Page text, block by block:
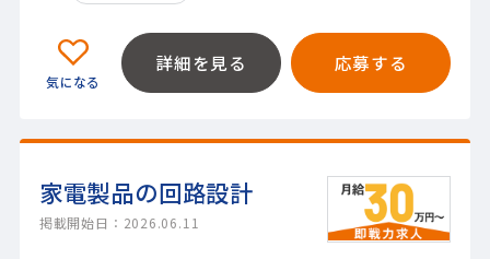
詳細を見る 応募する
家電製品の回路設計
掲載開始日：2026.06.11